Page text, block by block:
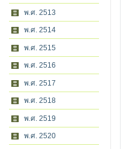
พ.ศ. 2513
พ.ศ. 2514
พ.ศ. 2515
พ.ศ. 2516
พ.ศ. 2517
พ.ศ. 2518
พ.ศ. 2519
พ.ศ. 2520